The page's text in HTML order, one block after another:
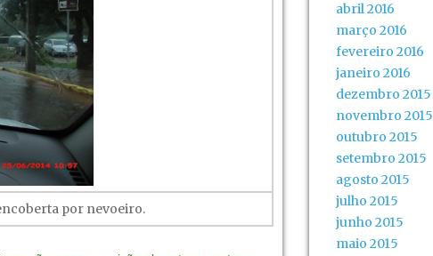
por nevoeiro.
abril 2016
março 2016
fevereiro 2016
janeiro 2016
dezembro 2015
novembro 2015
outubro 2015
setembro 2015
agosto 2015
julho 2015
junho 2015
maio 2015